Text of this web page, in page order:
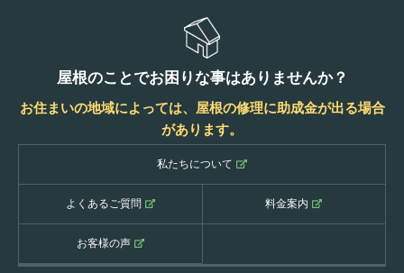
屋根のことでお困りな事はありませんか？
お住まいの地域によっては、屋根の修理に助成金が出る場合
があります。
私たちについて
よくあるご質問 料金案内
お客様の声